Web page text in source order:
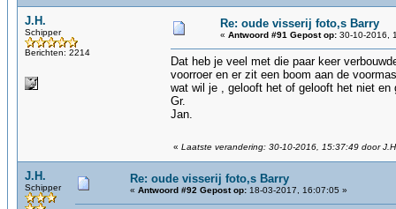
J.H.
Schipper
Berichten: 2214
Re: oude visserij foto,s Barry
« Antwoord #91 Gepost op: 30-10-2016,
Dat heb je veel met die paar keer
voorroer en er zit een boom aan de
wat wil je , gelooft het of gelooft het niet
Gr.
Jan.
« Laatste verandering: 30-10-2016, 15:37:49 door
J.H.
Schipper
Re: oude visserij foto,s Barry
« Antwoord #92 Gepost op: 18-03-2017, 16:07:05 »